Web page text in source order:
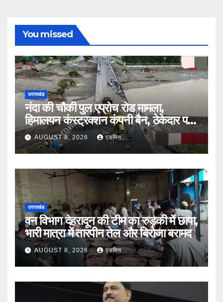
You missed
उत्तराखंड
नंदा की चौकी पुल एप्रोच रोड मामला,
हिमालयन कंस्ट्रक्शन कंपनी बैन, ठेकेदार पर
भी एक्शन
AUGUST 8, 2026 एडमिन
उत्तराखंड
वन विभाग देहरादून की टीम का रुड़की में छापा,
भारी मात्रा में तारपीन तेल और बिरोजा बरामद
AUGUST 8, 2026 एडमिन